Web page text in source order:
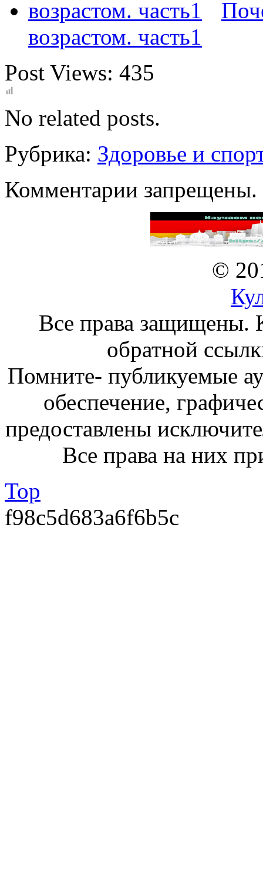
возрастом. часть1
Post Views: 435
No related posts.
Рубрика: Здоровье и
Комментарии запрещены.
©
Все права защищены.
обратной
Помните- публикуемые
обеспечение,
предоставлены
Все права на них
Top
f98c5d683a6f6b5c